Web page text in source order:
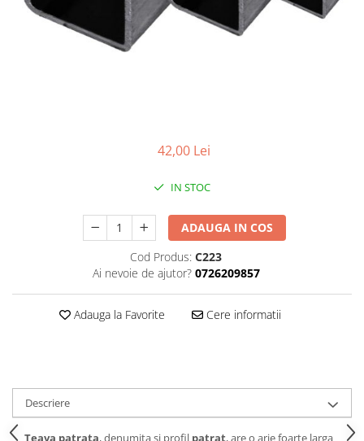
Plasa rabitz
Plasa sudata
Cuie constructii
Electrozi sudura
Sarma neagra
Sarma zincata
42,00 Lei
IN STOC
ADAUGA IN COS
Cod Produs: C223
Ai nevoie de ajutor? 0726209857
Adauga la Favorite Cere informatii
Descriere
Teava patrata, denumita si profil patrat, are o arie foarte larga